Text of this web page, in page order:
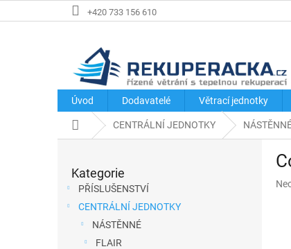
na
+420 733 156 610
Úvod Dodavatelé Větrací jednotky
Domů CENTRÁLNÍ JEDNOTKY
Přeskočit
kategorie
Kategorie
PŘÍSLUŠENSTVÍ
CENTRÁLNÍ JEDNOTKY
NÁSTĚNNÉ
FLAIR